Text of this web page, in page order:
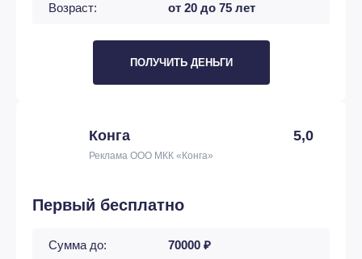
Возраст: от 20 до 75 лет
ПОЛУЧИТЬ ДЕНЬГИ
Конга 5,0
Реклама ООО МКК «Конга»
Первый бесплатно
Сумма до: 70000 ₽